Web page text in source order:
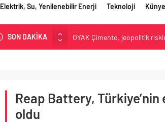
Elektrik, Su, Yenilenebilir Enerji Teknoloji Künye
SON DAKİKA
OYAK Çimento, jeopolitik
Birleşik Arap Emirlikleri’nin
İV Kandilli’de yaşam yakında
Reap Battery,
oldu